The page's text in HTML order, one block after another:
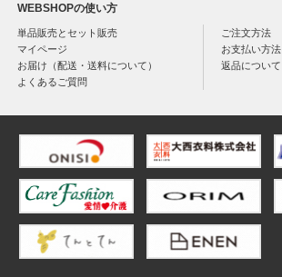
WEBSHOPの使い方
単品販売とセット販売
ご注文方法
マイページ
お支払い方法
お届け（配送・送料について）
返品について
よくあるご質問